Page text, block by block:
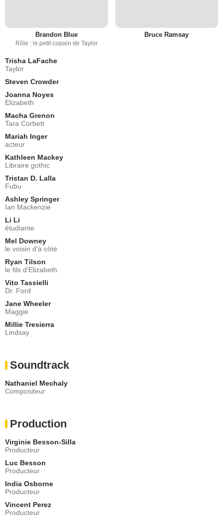
Brandon Blue
Rôle : le petit-copain de Taylor
Bruce Ramsay
Trisha LaFache
Taylor
Steven Crowder
Joanna Noyes
Elizabeth
Macha Grenon
Tara Corbett
Mariah Inger
acteur
Kathleen Mackey
Libraire gothic
Tristan D. Lalla
Fubu
Ashley Springer
Ian Mackenzie
Li Li
étudiante
Mel Downey
le voisin d'à côté
Ryan Tilson
le fils d'Elizabeth
Vito Tassielli
Dr. Ford
Jane Wheeler
Maggie
Millie Tresierra
Lindsay
Soundtrack
Nathaniel Mechaly
Compositeur
Production
Virginie Besson-Silla
Producteur
Luc Besson
Producteur
India Osborne
Producteur
Vincent Perez
Producteur